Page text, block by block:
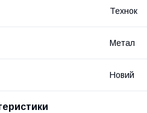
Технок
Метал
Новий